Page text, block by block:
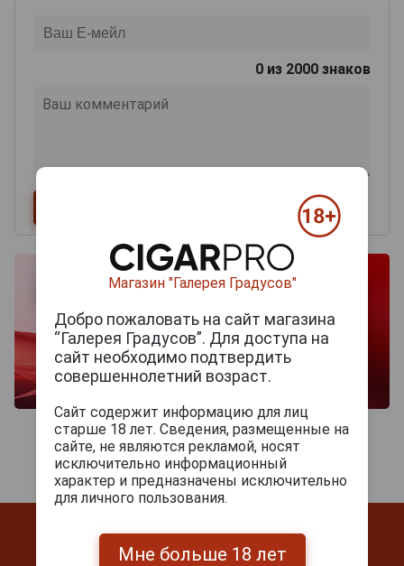
0 из 2000 знаков
Магазин "Галерея Градусов"
Добро пожаловать на сайт магазина
“Галерея Градусов”. Для доступа на
сайт необходимо подтвердить
совершеннолетний возраст.
Сайт содержит информацию для лиц
старше 18 лет. Сведения, размещенные на
сайте, не являются рекламой, носят
исключительно информационный
характер и предназначены исключительно
для личного пользования.
Мне больше 18 лет